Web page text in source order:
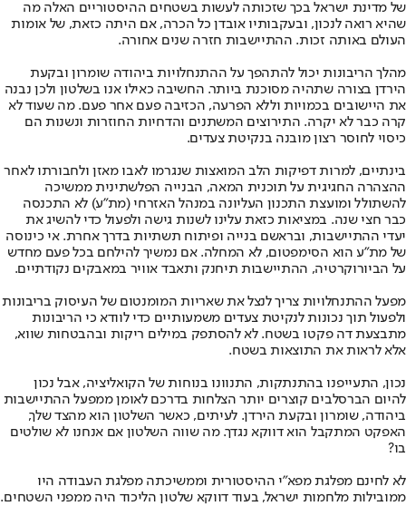
של מדינת ישראל בכך שזכותה לעשות בשטחים ההיסטוריים האלה מה
שהיא רואה לנכון, ובעקבותיו אובדן כל הכרה, אם היתה כזאת, של אומות
העולם באותה זכות. ההתיישבות חזרה שנים אחורה.
מהלך הריבונות יכול להתהפך על ההתנחלויות ביהודה שומרון ובקעת
הירדן בצורה שתהיה מסוכנת ביותר. החשיבה כאילו אנו בשלטון ולכן נבנה
את היישובים בכמויות וללא הפרעה, הכזיבה פעם אחר פעם. מה שעוד לא
קרה כבר לא יקרה. התירוצים המשתנים והדחיות החוזרות ונשנות הם
כיסוי לחוסר רצון מובנה בנקיטת צעדים.
בינתיים, למרות דפיקות הלב המואצות שנגרמו לאבו מאזן ולחבורתו לאחר
ההצהרה החגיגית על תוכנית המאה, הבנייה הפלשתינית ממשיכה
להשתולל ומועצת התכנון העליונה במנהל האזרחי (מת"ע) לא התכנסה
כבר חצי שנה. במציאות כזאת עלינו לשנות גישה ולפעול כדי להשיג את
יעדי ההתיישבות, ובראשם בנייה ופיתוח תשתיות בדרך אחרת. אי כינוסה
של מת"ע הוא הסימפטום, לא המחלה. אם נמשיך להילחם בכל פעם מחדש
על הביורוקרטיה, ההתיישבות תיחנק ותאבד אוויר במאבקים נקודתיים.
מפעל ההתנחלויות צריך לנצל את שאריות המומנטום של העיסוק בריבונות
ולפעול תוך נכונות לנקיטת צעדים משמעותיים כדי לוודא כי הריבונות
מתבצעת דה פקטו בשטח. לא להסתפק במילים ריקות ובהבטחות שווא,
אלא לראות את התוצאות בשטח.
נכון, התעייפנו בהתנתקות, התנוונו בנוחות של הקואליציה, אבל נכון
להיום הברסלבים קוצרים יותר הצלחות בדרכם לאומן ממפעל ההתיישבות
ביהודה, שומרון ובקעת הירדן. לעיתים, כאשר השלטון הוא מהצד שלך,
האפקט המתקבל הוא דווקא נגדך. מה שווה השלטון אם אנחנו לא שולטים
בו?
לא לחינם מפלגת מפא"י ההיסטורית וממשיכתה מפלגת העבודה היו
ממובילות מלחמות ישראל, בעוד דווקא שלטון הליכוד היה ממפני השטחים.